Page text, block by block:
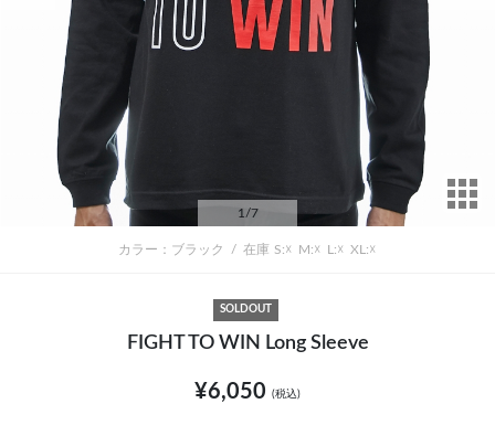
1 /7
カラー：ブラック / 在庫 S:☓ M:☓ L:☓ XL:☓
SOLDOUT
FIGHT TO WIN Long Sleeve
¥6,050 (税込)